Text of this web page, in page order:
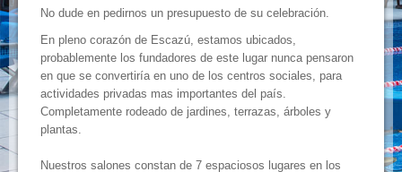
No dude en pedirnos un presupuesto de su celebración.
En pleno corazón de Escazú, estamos ubicados,
probablemente los fundadores de este lugar nunca pensaron
en que se convertiría en uno de los centros sociales, para
actividades privadas mas importantes del país.
Completamente rodeado de jardines, terrazas, árboles y
plantas.
Nuestros salones constan de 7 espaciosos lugares en los